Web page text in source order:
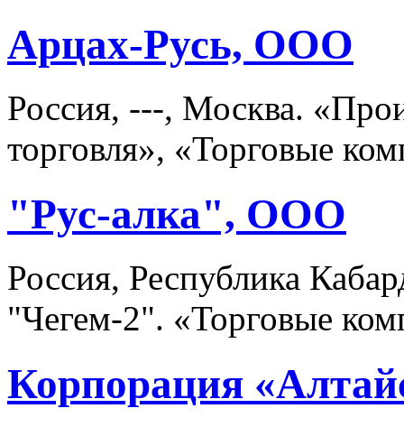
Арцах-Русь, ООО
Россия, ---, Москва.
торговля», «Торговые
"Рус-алка", ООО
Россия, Республика
"Чегем-2". «Торговые
Корпорация